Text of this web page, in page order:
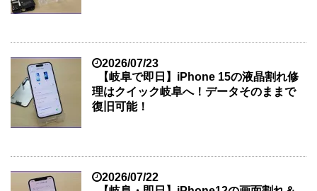
2026/07/23
【岐阜で即日】iPhone 15の液晶割れ修
理はクイック岐阜へ！データそのままで
復旧可能！
2026/07/22